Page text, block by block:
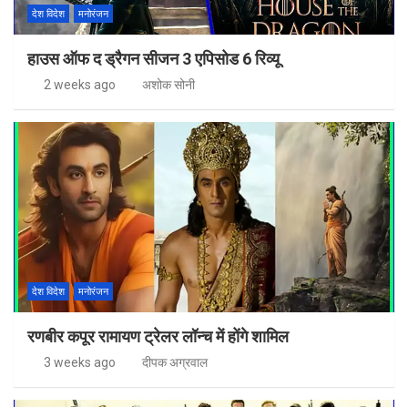
देश विदेश मनोरंजन
हाउस ऑफ द ड्रैगन सीजन 3 एपिसोड 6 रिव्यू
2 weeks ago अशोक सोनी
देश विदेश मनोरंजन
रणबीर कपूर रामायण ट्रेलर लॉन्च में होंगे शामिल
3 weeks ago दीपक अग्रवाल